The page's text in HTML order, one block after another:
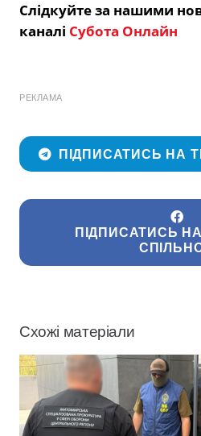
Слідкуйте за нашими
каналі Субота Онлайн
РЕКЛАМА
ПІДПИСАТИСЬ НА
ПІДПИСАТИСЬ НА
Схожі матеріали